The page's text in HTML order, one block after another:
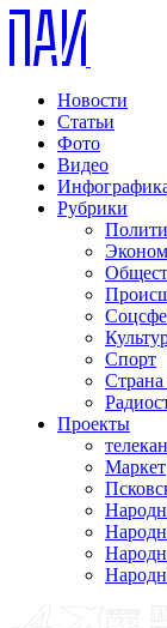
Новости
Статьи
Фото
Видео
Рубрики
Спорт
Проекты
Маркет